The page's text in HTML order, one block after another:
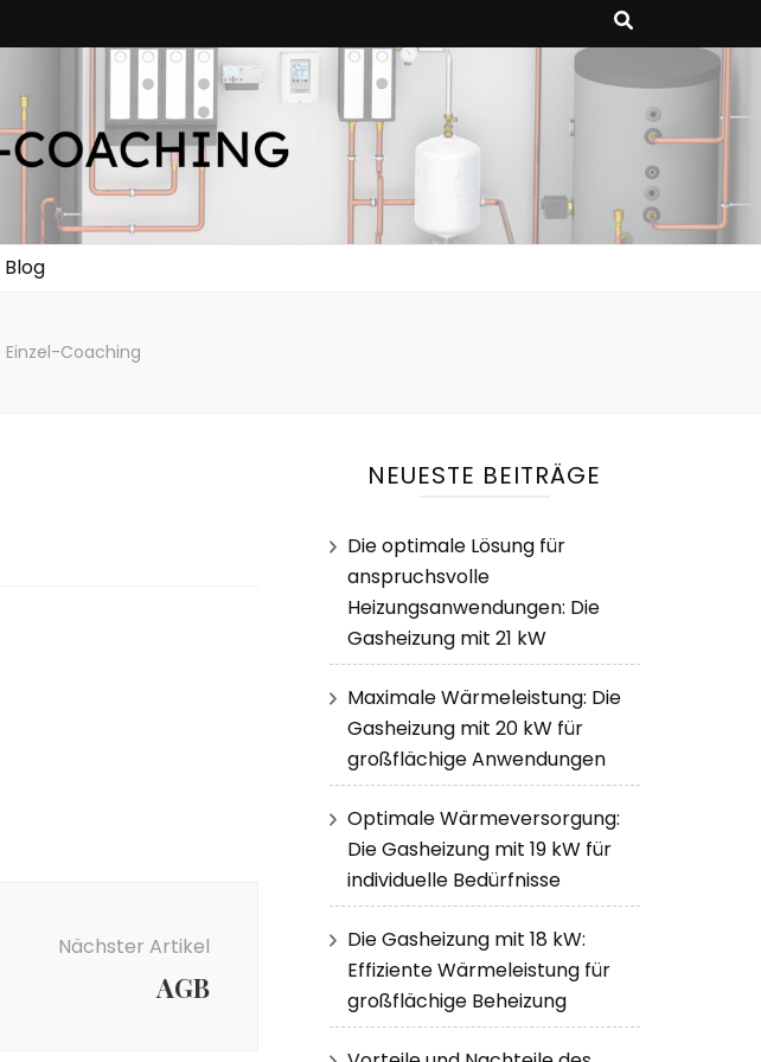
So steuern Sie Ihre
Trends in der Heizungstechnik vor.
Blog
Einzel-Coaching
Nächster Artikel
AGB
NEUESTE BEITRÄGE
Die optimale Lösung für
anspruchsvolle
Heizungsanwendungen: Die
Gasheizung mit 21 kW
Maximale Wärmeleistung: Die
Gasheizung mit 20 kW für
großflächige Anwendungen
Optimale Wärmeversorgung:
Die Gasheizung mit 19 kW für
individuelle Bedürfnisse
Die Gasheizung mit 18 kW:
Effiziente Wärmeleistung für
großflächige Beheizung